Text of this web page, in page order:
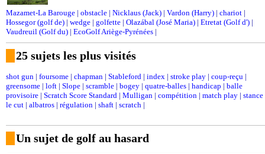
Mazamet-La Barouge | obstacle | Nicklaus (Jack) | Vardon (Harry) | chariot |
Hossegor (golf de) | wedge | golfette | Olazábal (José Maria) | Etretat (Golf d') |
Vaudreuil (Golf du) | EcoGolf Ariège-Pyrénées |
25 sujets les plus visités
shot gun | foursome | chapman | Stableford | index | stroke play | coup-reçu |
greensome | loft | Slope | scramble | bogey | quatre-balles | handicap | balle
provisoire | Scratch Score Standard | Mulligan | compétition | match play | stance
le cut | albatros | régulation | shaft | scratch |
Un sujet de golf au hasard